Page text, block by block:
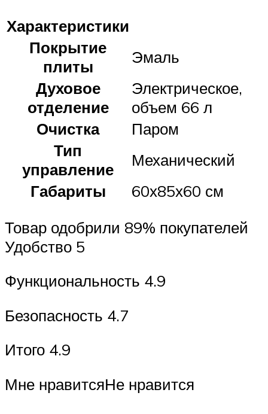
Характеристики
Покрытие
плиты
Эмаль
Духовое
отделение
Электрическое,
объем 66 л
Очистка
Паром
Тип
управление
Механический
Габариты
60х85х60 см
Товар одобрили 89% покупателей
Удобство 5
Функциональность 4.9
Безопасность 4.7
Итого 4.9
Мне нравитсяНе нравится